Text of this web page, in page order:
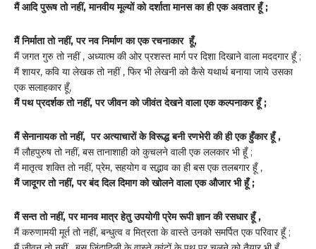
मैं आदि पुरूष तो नहीं, मानवीय मूल्यों को दर्शाता मानस का ही एक अवतार हूँ ;
मैं निर्माता तो नहीं, पर नव निर्माण का एक रचनाकार हूँ,
मैं जगत गुरु तो नहीं , अध्यात्म की ओर प्रशस्त मार्ग पर दिशा दिखाने वाला मददगार हूँ ;
मैं शायर, कवि या लेखक तो नहीं , फिर भी लेखनी को कैसे यथार्थ बनाया जाये उसका
एक सलाहकार हूँ,
मैं पथ प्रदर्शक तो नहीं, पर जीवन को जीवंत देखने वाला एक कल्पनाकर हूँ ;
मैं सेनानायक तो नहीं, पर अत्याचारों के विरूद्ध बनी रणभेरी की ही एक हुँकार हूँ ,
मैं लौहपुरुष तो नहीं, बस तानाशाही को कुचलने वाली एक ललकार भी हूँ ;
मैं मातृत्व शक्ति तो नहीं, प्रेम, सहयोग व सद्भाव का ही बस एक तलबगार हूँ ,
मैं जादूगर तो नहीं, पर बंद दिल दिमाग को खोलने वाला एक औजार भी हूँ ;
मैं सन्त तो नहीं, पर मानव मात्र हेतु उपयोगी प्रेम रूपी ज्ञान की रसधार हूँ ,
मैं करुणामयी मूर्त तो नहीं, बन्धुत्व व मित्रता के वास्ते उनको समर्पित एक परिवार हूँ ;